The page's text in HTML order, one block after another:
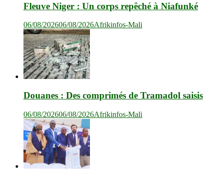
Fleuve Niger : Un corps repêché à Niafunké
06/08/202606/08/2026Afrikinfos-Mali
Douanes : Des comprimés de Tramadol saisis
06/08/202606/08/2026Afrikinfos-Mali